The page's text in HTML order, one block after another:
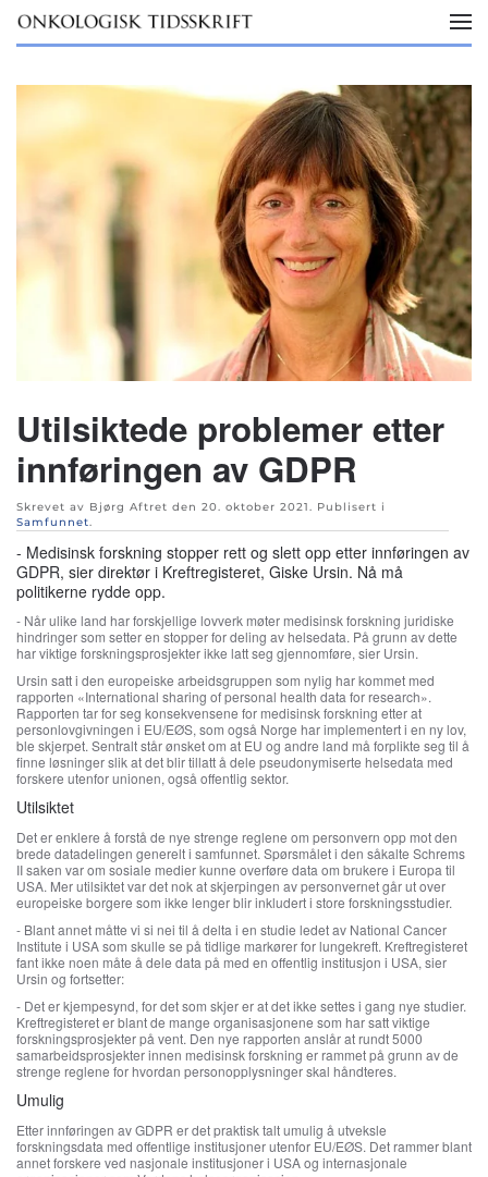
Utilsiktede problemer etter
innføringen av GDPR
Skrevet av Bjørg Aftret den 20. oktober 2021. Publisert i
Samfunnet.
- Medisinsk forskning stopper rett og slett opp etter innføringen av
GDPR, sier direktør i Kreftregisteret, Giske Ursin. Nå må
politikerne rydde opp.
- Når ulike land har forskjellige lovverk møter medisinsk forskning juridiske
hindringer som setter en stopper for deling av helsedata. På grunn av dette
har viktige forskningsprosjekter ikke latt seg gjennomføre, sier Ursin.
Ursin satt i den europeiske arbeidsgruppen som nylig har kommet med
rapporten «International sharing of personal health data for research».
Rapporten tar for seg konsekvensene for medisinsk forskning etter at
personlovgivningen i EU/EØS, som også Norge har implementert i en ny lov,
ble skjerpet. Sentralt står ønsket om at EU og andre land må forplikte seg til å
finne løsninger slik at det blir tillatt å dele pseudonymiserte helsedata med
forskere utenfor unionen, også offentlig sektor.
Utilsiktet
Det er enklere å forstå de nye strenge reglene om personvern opp mot den
brede datadelingen generelt i samfunnet. Spørsmålet i den såkalte Schrems
II saken var om sosiale medier kunne overføre data om brukere i Europa til
USA. Mer utilsiktet var det nok at skjerpingen av personvernet går ut over
europeiske borgere som ikke lenger blir inkludert i store forskningsstudier.
- Blant annet måtte vi si nei til å delta i en studie ledet av National Cancer
Institute i USA som skulle se på tidlige markører for lungekreft. Kreftregisteret
fant ikke noen måte å dele data på med en offentlig institusjon i USA, sier
Ursin og fortsetter:
- Det er kjempesynd, for det som skjer er at det ikke settes i gang nye studier.
Kreftregisteret er blant de mange organisasjonene som har satt viktige
forskningsprosjekter på vent. Den nye rapporten anslår at rundt 5000
samarbeidsprosjekter innen medisinsk forskning er rammet på grunn av de
strenge reglene for hvordan personopplysninger skal håndteres.
Umulig
Etter innføringen av GDPR er det praktisk talt umulig å utveksle
forskningsdata med offentlige institusjoner utenfor EU/EØS. Det rammer blant
annet forskere ved nasjonale institusjoner i USA og internasjonale